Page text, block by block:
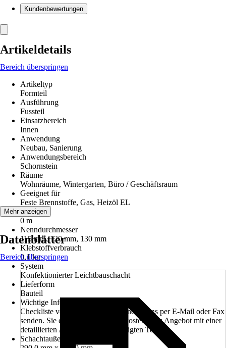
Kundenbewertungen
Artikeldetails
Bereich überspringen
Artikeltyp
Formteil
Ausführung
Fussteil
Einsatzbereich
Innen
Anwendung
Neubau, Sanierung
Anwendungsbereich
Schornstein
Räume
Wohnräume, Wintergarten, Büro / Geschäftsraum
Geeignet für
Feste Brennstoffe, Gas, Heizöl EL
Bauhöhe
0 m
Nenndurchmesser
115 mm, 120 mm, 130 mm
Klebstoffverbrauch
0,1 kg
System
Konfektionierter Leichtbauschacht
Lieferform
Bauteil
Wichtige Information
Checkliste vollständig ausfüllen und an uns per E-Mail oder Fax
senden. Sie erhalten von uns ein kostenfreies Angebot mit einer
detaillierten Auflistung aller benötigten Teile
Schachtaußenmaß
Mehr anzeigen
Datenblätter
Bereich überspringen